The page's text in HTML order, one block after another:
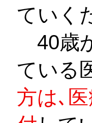
ていく
40歳
ている
方は､